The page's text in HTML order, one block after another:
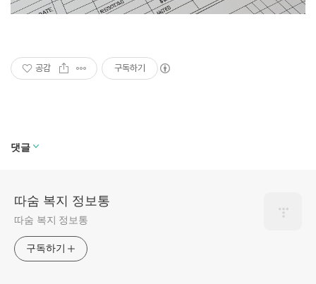
공감 구독하기
댓글
따숨 복지 정보통
따숨 복지 정보통
구독하기